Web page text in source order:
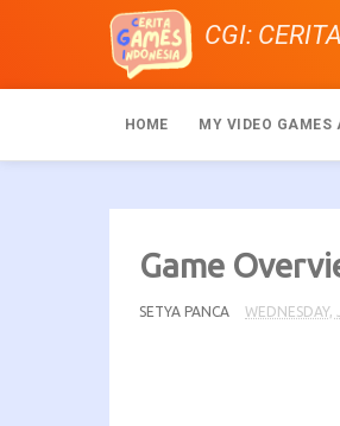
CGI:
HOME MY VIDEO GAMES
Game
SETYA PANCA WEDNESDAY,